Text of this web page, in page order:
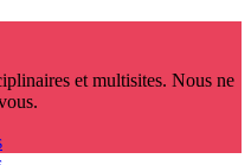
et multisites. Nous ne